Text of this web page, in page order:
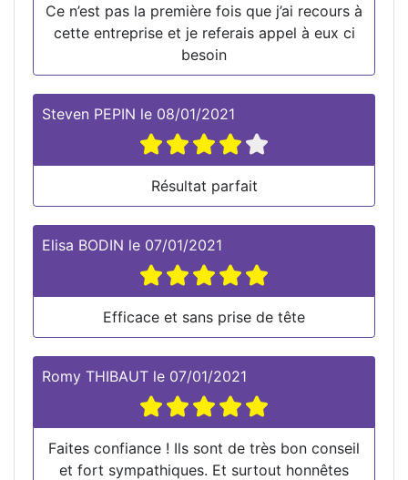
Ce n’est pas la première fois que j’ai recours à
cette entreprise et je referais appel à eux ci
besoin
Steven PEPIN le 08/01/2021
Résultat parfait
Elisa BODIN le 07/01/2021
Efficace et sans prise de tête
Romy THIBAUT le 07/01/2021
Faites confiance ! Ils sont de très bon conseil
et fort sympathiques. Et surtout honnêtes